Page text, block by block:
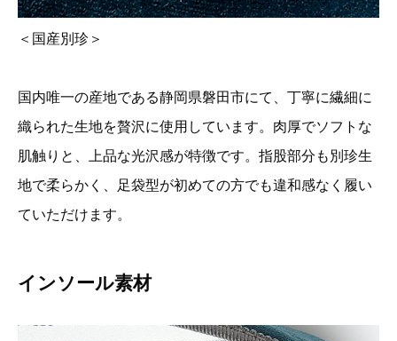
＜国産別珍＞
国内唯一の産地である静岡県磐田市にて、丁寧に繊細に
織られた生地を贅沢に使用しています。肉厚でソフトな
肌触りと、上品な光沢感が特徴です。指股部分も別珍生
地で柔らかく、足袋型が初めての方でも違和感なく履い
ていただけます。
インソール素材